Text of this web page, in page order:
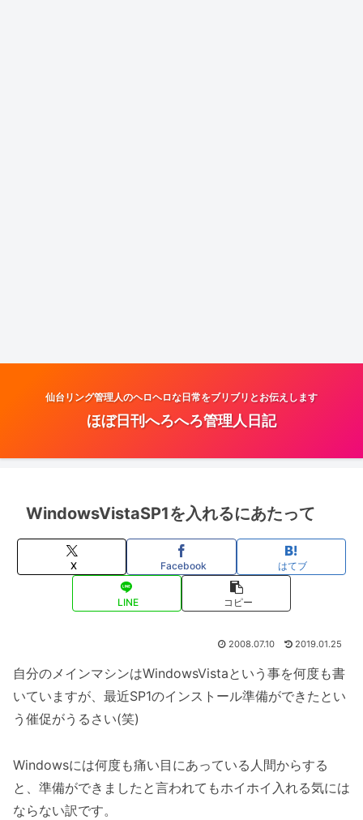
仙台リング管理人のヘロヘロな日常をブリブリとお伝えします
ほぼ日刊へろへろ管理人日記
WindowsVistaSP1を入れるにあたって
X Facebook はてブ
LINE コピー
2008.07.10 2019.01.25
自分のメインマシンはWindowsVistaという事を何度も書
いていますが、最近SP1のインストール準備ができたとい
う催促がうるさい(笑)
Windowsには何度も痛い目にあっている人間からする
と、準備ができましたと言われてもホイホイ入れる気には
ならない訳です。